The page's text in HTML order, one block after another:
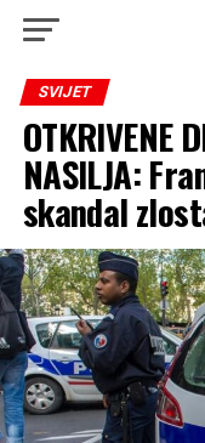
SVIJET
OTKRIVENE
NASILJA:
skandal